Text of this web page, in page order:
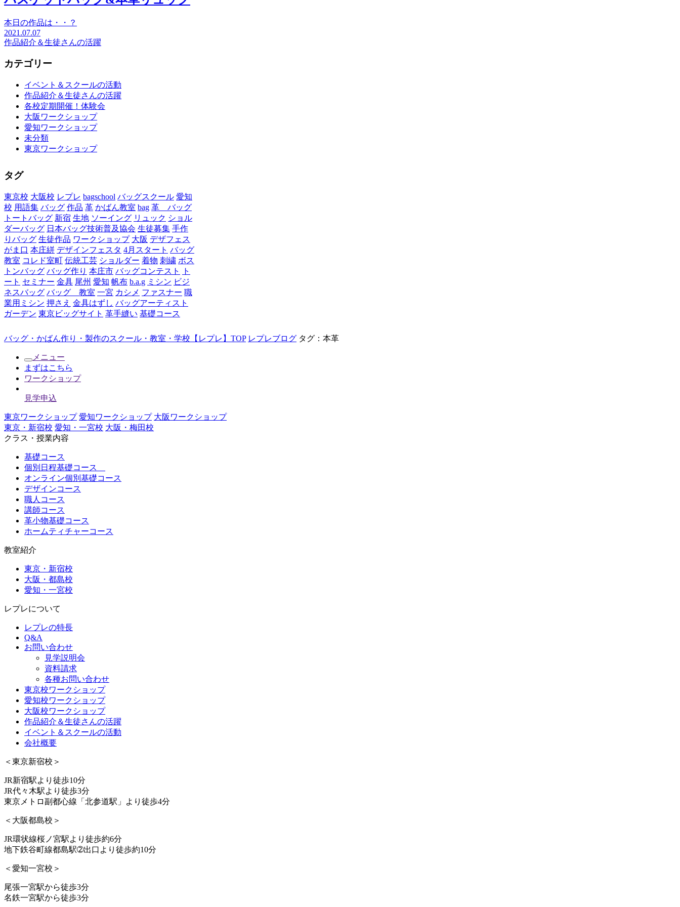
本日の作品は・・？
2021.07.07
作品紹介＆生徒さんの活躍
カテゴリー
イベント＆スクールの活動
作品紹介＆生徒さんの活躍
各校定期開催！体験会
大阪ワークショップ
愛知ワークショップ
未分類
東京ワークショップ
タグ
東京校 大阪校 レプレ bagschool バッグスクール 愛知
校 用語集 バッグ 作品 革 かばん教室 bag 革 バッグ
トートバッグ 新宿 生地 ソーイング リュック ショル
ダーバッグ 日本バッグ技術普及協会 生徒募集 手作
りバッグ 生徒作品 ワークショップ 大阪 デザフェス
がま口 本庄絣 デザインフェスタ 4月スタート バッグ
教室 コレド室町 伝統工芸 ショルダー 着物 刺繍 ボス
トンバッグ バッグ作り 本庄市 バッグコンテスト
ト
ート セミナー 金具 尾州 愛知 帆布 b.a.g ミシン ビジ
ネスバッグ バッグ 教室 一宮 カシメ ファスナー 職
業用ミシン 押さえ 金具はずし バッグアーティスト
ガーデン 東京ビッグサイト 革手縫い 基礎コース
バッグ・かばん作り・製作のスクール・教室・学校【レプレ】TOP レプレブログ タグ：本革
メニュー
まずはこちら
ワークショップ
見学申込
東京ワークショップ 愛知ワークショップ 大阪ワークショップ
東京・新宿校 愛知・一宮校 大阪・梅田校
クラス・授業内容
基礎コース
個別日程基礎コース
オンライン個別基礎コース
デザインコース
職人コース
講師コース
革小物基礎コース
ホームティチャーコース
教室紹介
東京・新宿校
大阪・都島校
愛知・一宮校
レプレについて
レプレの特長
Q&A
お問い合わせ
見学説明会
資料請求
各種お問い合わせ
東京校ワークショップ
愛知校ワークショップ
大阪校ワークショップ
作品紹介＆生徒さんの活躍
イベント＆スクールの活動
会社概要
＜東京新宿校＞
JR新宿駅より徒歩10分
JR代々木駅より徒歩3分
東京メトロ副都心線「北参道駅」より徒歩4分
＜大阪都島校＞
JR環状線桜ノ宮駅より徒歩約6分
地下鉄谷町線都島駅➁出口より徒歩約10分
＜愛知一宮校＞
尾張一宮駅から徒歩3分
名鉄一宮駅から徒歩3分